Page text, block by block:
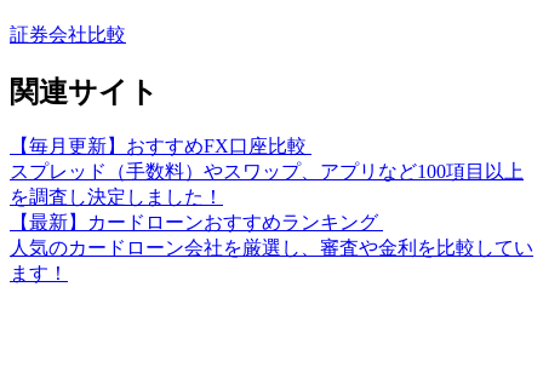
証券会社比較
関連サイト
【毎月更新】おすすめFX口座比較
スプレッド（手数料）やスワップ、アプリなど100項目以上
を調査し決定しました！
【最新】カードローンおすすめランキング
人気のカードローン会社を厳選し、審査や金利を比較してい
ます！